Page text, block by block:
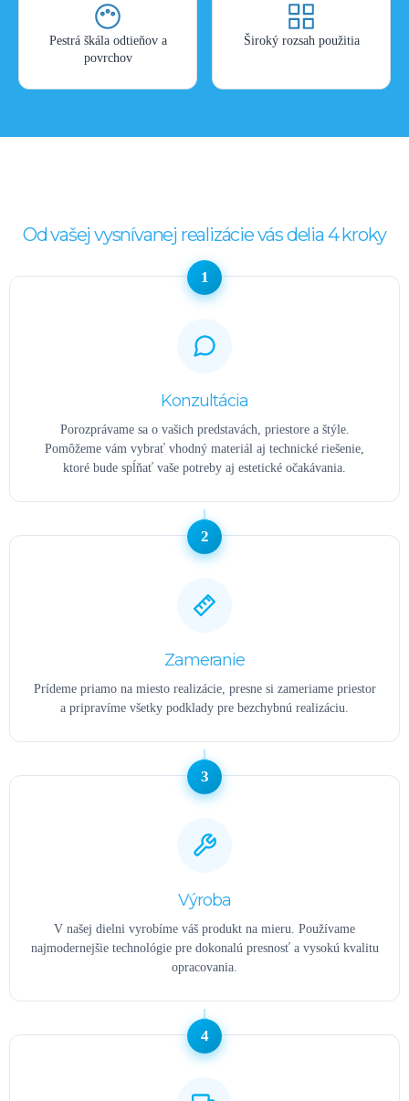
Pestrá škála odtieňov a
povrchov
Široký rozsah použitia
Od vašej vysnívanej realizácie vás delia 4 kroky
1
Konzultácia
Porozprávame sa o vašich predstavách, priestore a štýle.
Pomôžeme vám vybrať vhodný materiál aj technické riešenie,
ktoré bude spĺňať vaše potreby aj estetické očakávania.
2
Zameranie
Prídeme priamo na miesto realizácie, presne si zameriame priestor
a pripravíme všetky podklady pre bezchybnú realizáciu.
3
Výroba
V našej dielni vyrobíme váš produkt na mieru. Používame
najmodernejšie technológie pre dokonalú presnosť a vysokú kvalitu
opracovania.
4